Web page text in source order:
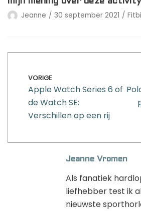
Jeanne 30 september 2021
VORIGE
Apple Watch Series 6 of
de Watch SE:
Verschillen op een rij
Jeanne Vromen
Als fanatiek
liefhebber test ik
nieuwste